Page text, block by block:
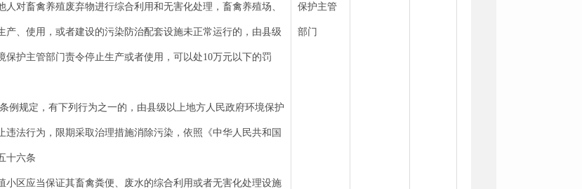
人对畜禽养殖废弃物进行综合利用和无害化处理，畜禽养殖场、
产、使用，或者建设的污染防治配套设施未正常运行的，由县级
保护主管部门责令停止生产或者使用，可以处10万元以下的罚
例规定，有下列行为之一的，由县级以上地方人民政府环境保护
违法行为，限期采取治理措施消除污染，依照《中华人民共和国
十六条
小区应当保证其畜禽粪便、废水的综合利用或者无害化处理设施
保护主管
部门